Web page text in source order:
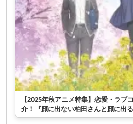
【2025年秋アニメ特集】恋愛・ラブ
介！『顔に出ない柏田さんと顔に出
妹が俺にだけウザい』 など複数ラ